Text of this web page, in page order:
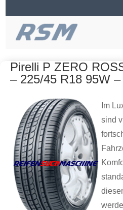
Pirelli P ZERO
– 225/45 R18 95W
Im
sind